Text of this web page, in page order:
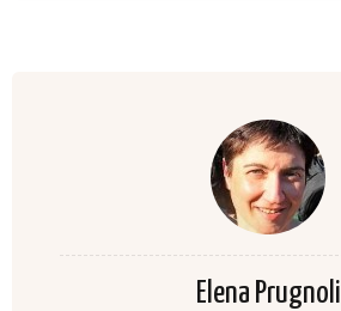
Elena Prugnoli